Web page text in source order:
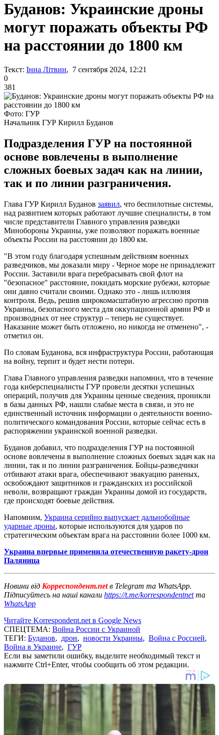
Буданов: Украинские дроны
могут поражать объекты РФ
на расстоянии до 1800 км
Текст: Інна Літвин, 7 сентября 2024, 12:21
0
381
Фото: ГУР
Начальник ГУР Кирилл Буданов
Подразделения ГУР на постоянной
основе вовлечены в выполнение
сложных боевых задач как на линии,
так и по линии разграничения.
Глава ГУР Кирилл Буданов заявил, что беспилотные системы,
над развитием которых работают лучшие специалисты, в том
числе представители Главного управления разведки
Минобороны Украины, уже позволяют поражать военные
объекты России на расстоянии до 1800 км.
"В этом году благодаря успешным действиям военных
разведчиков, мы доказали миру - Черное море не принадлежит
России. Заставили врага перебрасывать свой флот на
"безопасное" расстояние, покидать морские рубежи, которые
они давно считали своими. Однако это - лишь иллюзия
контроля. Ведь, решив широкомасштабную агрессию против
Украины, безопасного места для оккупационной армии РФ и
производных от нее структур – теперь не существует.
Наказание может быть отложено, но никогда не отменено", -
отметил он.
По словам Буданова, вся инфраструктура России, работающая
на войну, терпит и будет нести потери.
Глава Главного управления разведки напомнил, что в течение
года киберспециалисты ГУР провели десятки успешных
операций, получив для Украины ценные сведения, проникли
в базы данных РФ, нашли слабые места в связи, и это не
единственный источник информации о деятельности военно-
политического командования России, которые сейчас есть в
распоряжении украинской военной разведки.
Буданов добавил, что подразделения ГУР на постоянной
основе вовлечены в выполнение сложных боевых задач как на
линии, так и по линии разграничения. Бойцы-разведчики
отбивают атаки врага, обеспечивают эвакуацию раненых,
освобождают защитников и гражданских из российской
неволи, возвращают граждан Украины домой из государств,
где происходят боевые действия.
Напомним, Украина серийно выпускает дальнобойные
ударные дроны, которые используются для ударов по
стратегическим объектам врага на расстоянии более 1000 км.
Украина впервые применила отечественную ракету-дрон
Паляница
Новини від Корреспондент.netв Telegram та WhatsApp.
Підписуйтесь на наші канали https://t.me/korrespondentnetта
WhatsApp
Читайте Korrespondent.net в Google News
СПЕЦТЕМА: Война России с Украиной
ТЕГИ: Буданов, дрон, новости Украины, Война с Россией,
Война в Украине, ГУР
Если вы заметили ошибку, выделите необходимый текст и
нажмите Ctrl+Enter, чтобы сообщить об этом редакции.